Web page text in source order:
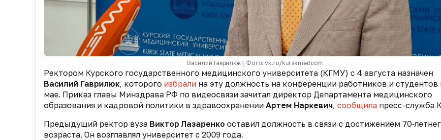
Василий Гаврилюк | Фото: vk.ru/kurskmedcom
Ректором Курского государственного медицинского университета (КГМУ) с 4 августа назначен
Василий Гаврилюк, которого избрали на эту должность на конференции работников и студентов
мае. Приказ главы Минздрава РФ по видеосвязи зачитал директор Департамента медицинского
образования и кадровой политики в здравоохранении Артем Наркевич, сообщила пресс-служба
Предыдущий ректор вуза Виктор Лазаренко оставил должность в связи с достижением
возраста. Он возглавлял университет с 2009 года.